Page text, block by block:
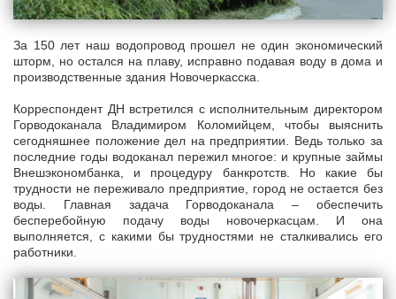
За 150 лет наш водопровод прошел не один экономический
шторм, но остался на плаву, исправно подавая воду в дома и
производственные здания Новочеркасска.
Корреспондент ДН встретился с исполнительным директором
Горводоканала Владимиром Коломийцем, чтобы выяснить
сегодняшнее положение дел на предприятии. Ведь только за
последние годы водоканал пережил многое: и крупные займы
Внешэкономбанка, и процедуру банкротств. Но какие бы
трудности не переживало предприятие, город не остается без
воды. Главная задача Горводоканала – обеспечить
бесперебойную подачу воды новочеркасцам. И она
выполняется, с какими бы трудностями не сталкивались его
работники.